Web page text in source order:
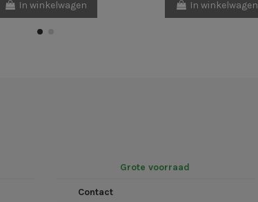
In winkelwagen In winkelwagen
Grote voorraad
Contact